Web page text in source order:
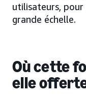
utilisateurs,
grande échelle.
Où cette
elle